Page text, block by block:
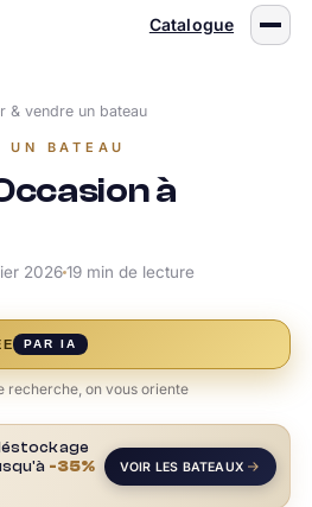
Catalogue
& vendre un bateau
UN BATEAU
à
202619 min de lecture
PAR IA
recherche, on vous oriente
-35%
VOIR LES BATEAUX